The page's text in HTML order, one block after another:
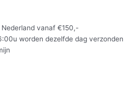
vanaf €150,-
worden dezelfde dag verzonden